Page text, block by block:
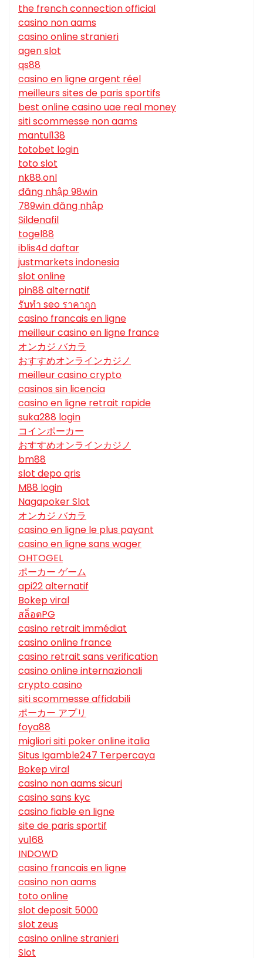
the french connection official
casino non aams
casino online stranieri
agen slot
qs88
casino en ligne argent réel
meilleurs sites de paris sportifs
best online casino uae real money
siti scommesse non aams
mantul138
totobet login
toto slot
nk88.onl
đăng nhập 98win
789win đăng nhập
Sildenafil
togel88
iblis4d daftar
justmarkets indonesia
slot online
pin88 alternatif
รับทํา seo ราคาถูก
casino francais en ligne
meilleur casino en ligne france
オンカジ バカラ
おすすめオンラインカジノ
meilleur casino crypto
casinos sin licencia
casino en ligne retrait rapide
suka288 login
コインポーカー
おすすめオンラインカジノ
bm88
slot depo qris
M88 login
Nagapoker Slot
オンカジ バカラ
casino en ligne le plus payant
casino en ligne sans wager
OHTOGEL
ポーカー ゲーム
api22 alternatif
Bokep viral
สล็อตPG
casino retrait immédiat
casino online france
casino retrait sans verification
casino online internazionali
crypto casino
siti scommesse affidabili
ポーカー アプリ
foya88
migliori siti poker online italia
Situs Igamble247 Terpercaya
Bokep viral
casino non aams sicuri
casino sans kyc
casino fiable en ligne
site de paris sportif
vu168
INDOWD
casino francais en ligne
casino non aams
toto online
slot deposit 5000
slot zeus
casino online stranieri
Slot